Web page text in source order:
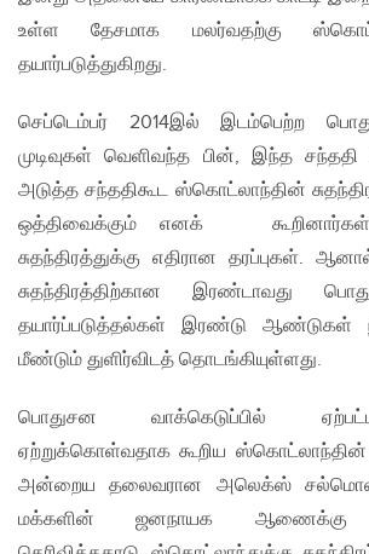
உள்ள தேசமாக மலர்வதற்கு
தயார்படுத்துகிறது.
செப்டெம்பர் 2014இல் இடம்பெற்ற
முடிவுகள் வெளிவந்த பின், இந்த சந்ததி
அடுத்த சந்ததிகூட ஸ்கொட்லாந்தின்
ஒத்திவைக்கும் எனக்
சுதந்திரத்துக்கு எதிரான தரப்புகள்.
சுதந்திரத்திற்கான இரண்டாவது
தயார்ப்படுத்தல்கள் இரண்டு ஆண்டுகள்
மீண்டும் துளிர்விடத் தொடங்கியுள்ளது.
பொதுசன வாக்கெடுப்பில்
ஏற்றுக்கொள்வதாக கூறிய ஸ்கொட்லாந்தின்
அன்றைய தலைவரான அலெக்ஸ்
மக்களின் ஜனநாயக ஆணைக்கு